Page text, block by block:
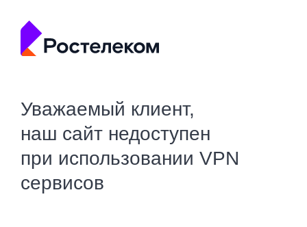
Уважаемый клиент,
наш сайт недоступен
при использовании VPN
сервисов